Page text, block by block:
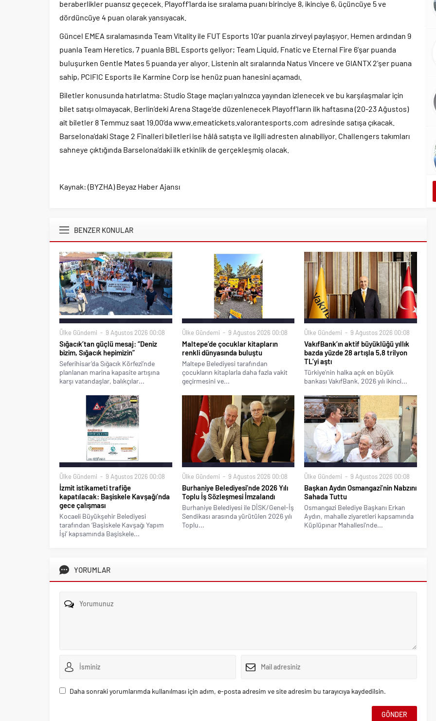
beraberlikler puansız geçecek. Playoff’larda ise sıralama puanı birinciye 8, ikinciye 6, üçüncüye 5 ve
dördüncüye 4 puan olarak yansıyacak.
Güncel EMEA sıralamasında Team Vitality ile FUT Esports 10’ar puanla zirveyi paylaşıyor. Hemen ardından 9
puanla Team Heretics, 7 puanla BBL Esports geliyor; Team Liquid, Fnatic ve Eternal Fire 6’şar puanda
buluşurken Gentle Mates 5 puanda yer alıyor. Listenin alt sıralarında Natus Vincere ve GIANTX 2’şer puana
sahip, PCIFIC Esports ile Karmine Corp ise henüz puan hanesini açamadı.
Biletler konusunda hatırlatma: Studio Stage maçları yalnızca yayından izlenecek ve bu karşılaşmalar için
bilet satışı olmayacak. Berlin’deki Arena Stage’de düzenlenecek Playoff’ların ilk haftasına (20-23 Ağustos)
ait biletler 8 Temmuz saat 19.00’da www.emeatickets.valorantesports.com adresinde satışa çıkacak.
Barselona’daki Stage 2 Finalleri biletleri ise hâlâ satışta ve ilgili adresten alınabiliyor. Challengers takımları
sahneye çıktığında Barselona’daki ilk etkinlik de gerçekleşmiş olacak.
Kaynak: (BYZHA) Beyaz Haber Ajansı
BENZER KONULAR
Ülke Gündemi 9 Ağustos 2026 00:08
Sığacık’tan güçlü mesaj: “Deniz
bizim, Sığacık hepimizin”
Seferihisar’da Sığacık Körfezi’nde
planlanan marina kapasite artışına
karşı vatandaşlar, balıkçılar...
Ülke Gündemi 9 Ağustos 2026 00:08
Maltepe’de çocuklar kitapların
renkli dünyasında buluştu
Maltepe Belediyesi tarafından
çocukların kitaplarla daha fazla vakit
geçirmesini ve...
Ülke Gündemi 9 Ağustos 2026 00:08
VakıfBank’ın aktif büyüklüğü yıllık
bazda yüzde 28 artışla 5,8 trilyon
TL’yi aştı
Türkiye’nin halka açık en büyük
bankası VakıfBank, 2026 yılı ikinci...
Ülke Gündemi 9 Ağustos 2026 00:08
İzmit istikameti trafiğe
kapatılacak: Başiskele Kavşağı’nda
gece çalışması
Kocaeli Büyükşehir Belediyesi
tarafından ‘Başiskele Kavşağı Yapım
İşi’ kapsamında Başiskele...
Ülke Gündemi 9 Ağustos 2026 00:08
Burhaniye Belediyesi’nde 2026 Yılı
Toplu İş Sözleşmesi İmzalandı
Burhaniye Belediyesi ile DİSK/Genel-İş
Sendikası arasında yürütülen 2026 yılı
Toplu...
Ülke Gündemi 9 Ağustos 2026 00:08
Başkan Aydın Osmangazi’nin Nabzını
Sahada Tuttu
Osmangazi Belediye Başkanı Erkan
Aydın, mahalle ziyaretleri kapsamında
Küplüpınar Mahallesi’nde...
YORUMLAR
Daha sonraki yorumlarımda kullanılması için adım, e-posta adresim ve site adresim bu tarayıcıya kaydedilsin.